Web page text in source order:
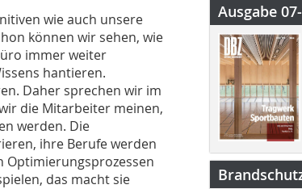
wie auch unsere
können wir sehen, wie
immer weiter
hantieren.
Daher sprechen wir im
die Mitarbeiter meinen,
werden. Die
ihre Berufe werden
Optimierungsprozessen
das macht sie
Ausgabe